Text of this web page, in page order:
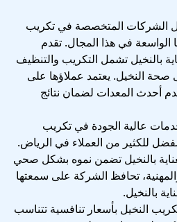
الشركات المتخصصة في تكريب
الواسعة في هذا المجال. تقدم
بالنخيل تشمل التكريب والتنظيف
صحة النخيل. يعتمد عملاؤها على
المعدات لضمان نتائج
عالية الجودة في تكريب
للكثير من العملاء في الرياض.
بالنخيل تضمن نموه بشكل صحي
تحافظ الشركة على سمعتها
بالنخيل.
النخيل بأسعار تنافسية تتناسب